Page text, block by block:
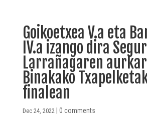
Goikoetxea V.a eta
IV.a izango dira
Larrañagaren
Binakako
finalean
Dec 24, 2022 0 comments